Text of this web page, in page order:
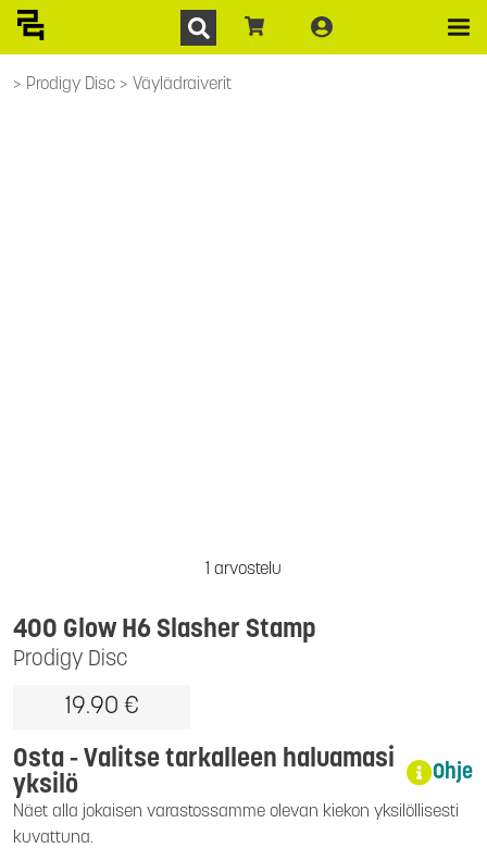
Prodigy Disc Väylädraiverit
1 arvostelu
Prodigy Disc
400 Glow H6 Slasher Stamp
19.90 €
Osta - Valitse tarkalleen haluamasi
yksilö
Ohje
Näet alla jokaisen varastossamme olevan kiekon yksilöllisesti
kuvattuna.